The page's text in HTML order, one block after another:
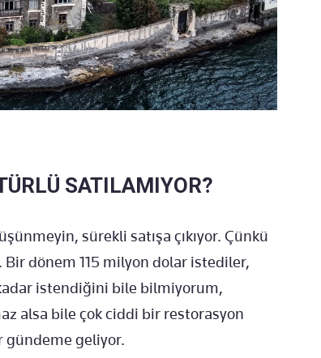
SATILAMIYOR?
sürekli satışa çıkıyor. Çünkü
dönem 115 milyon dolar istediler,
istendiğini bile bilmiyorum,
alsa bile çok ciddi bir restorasyon
gündeme geliyor.